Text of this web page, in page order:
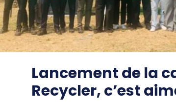
Lancement de la
Recycler, c’est